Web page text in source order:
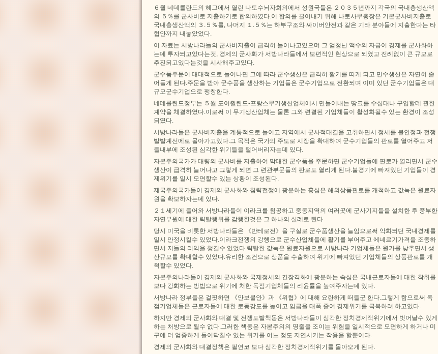
６월 네데를란드의 헤그에서 열린 나토수뇌자회의에서 성원국들은 ２０３５년까지 각국의 국내총생산액
의 ５％를 군사비로 지출하기로 합의하였다.이 합의를 끌어내기 위해 나토사무총장은 기본군사비지출로
국내총생산액의 ３.５％를, 나머지 １.５％는 하부구조와 싸이버안전과 같은 기타 분야들에 지출한다는 타
협안까지 내놓았었다.
이 자료는 서방나라들의 군사비지출이 급격히 늘어나고있으며 그 엄청난 액수의 자금이 경제를 군사화하
는데 투자되고있다는것, 경제의 군사화가 서방나라들에서 보편적인 현상으로 되였고 전례없이 큰 규모로
추진되고있다는것을 시사해주고있다.
군수품주문이 대대적으로 늘어나면 그에 따라 군수생산은 급격히 활기를 띠게 되고 민수생산은 자연히 줄
어들게 된다.주문을 받아 군수품을 생산하는 기업들은 군수기업으로 전환되며 이미 있던 군수기업들은 대
규모군수기업으로 팽창한다.
네데를란드정부는 ５월 도이췰란드-프랑스무기생산업체에서 만들어내는 땅크를 수십대나 구입할데 관한
계약을 체결하였다.이로써 이 무기생산업체는 물론 그와 련결된 기업체들이 활성화될수 있는 환경이 조성
되였다.
서방나라들은 군사비지출을 계통적으로 늘이고 지역에서 군사적대결을 고취하면서 정세를 불안정과 전쟁
발발계선에로 몰아가고있다.그 목적은 국가의 주도로 시장을 확대하여 군수기업들의 판로를 열어주고 저
들내부에 조성된 심각한 위기들을 털어버리자는데 있다.
자본주의국가가 대량의 군사비를 지출하여 막대한 군수품을 주문하면 군수기업들에 판로가 열리면서 군수
생산이 급격히 늘어나고 그렇게 되면 그 련관부문들의 판로도 열리게 된다.불경기에 빠져있던 기업들이 경
제위기를 일시 모면할수 있는 상황이 조성된다.
제국주의국가들이 경제의 군사화와 침략전쟁에 광분하는 흉심은 해외상품판로를 개척하고 값눅은 원료자
원을 확보하자는데 있다.
２１세기에 들어와 서방나라들이 이라크를 침공하고 중동지역의 여러곳에 군사기지들을 설치한 후 풍부한
자연부원에 대한 략탈행위를 감행한것은 그 하나의 실례로 된다.
당시 미국을 비롯한 서방나라들은 《반테로전》을 구실로 군수품생산을 늘임으로써 악화되던 국내경제를
일시 안정시킬수 있었다.이라크전쟁의 강행으로 군수산업체들에 활기를 부어주고 에네르기가격을 조종하
면서 저들의 리익을 챙길수 있었다.략탈한 값눅은 원료자원으로 서방나라 기업체들은 원가를 낮추면서 생
산규모를 확대할수 있었다.유리한 조건으로 상품을 수출하여 위기에 빠져있던 기업체들의 상품판로를 개
척할수 있었다.
자본주의나라들이 경제의 군사화와 국제정세의 긴장격화에 광분하는 속심은 국내근로자들에 대한 착취를
보다 강화하는 방법으로 위기에 처한 독점기업체들의 리윤률을 높여주자는데 있다.
서방나라 정부들은 걸핏하면 《안보불안》과 《위협》에 대해 요란하게 떠들군 한다.그렇게 함으로써 독
점기업체들은 근로자들에 대한 로동강도를 높이고 임금을 대폭 줄여 경제위기를 극복하려 하고있다.
하지만 경제의 군사화와 대결 및 전쟁도발책동은 서방나라들이 심각한 정치경제적위기에서 벗어날수 있게
하는 처방으로 될수 없다.그러한 책동은 자본주의의 명줄을 조이는 위험을 일시적으로 모면하게 하거나 미
구에 더 엄중하게 들이닥칠수 있는 위기를 어느 정도 지연시키는 작용을 할뿐이다.
경제의 군사화와 대결정책은 필연코 보다 심각한 정치경제적위기를 몰아오게 된다.